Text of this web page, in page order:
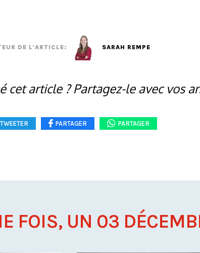
DE L'ARTICLE: SARAH REMPE
cet article ? Partagez-le avec vos
TWEETER PARTAGER PARTAGER
FOIS, UN 03